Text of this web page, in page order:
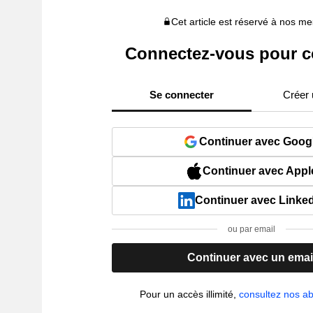
Cet article est réservé à nos
Connectez-vous pour
Se connecter Créer
Continuer avec
Continuer avec
Continuer avec
ou par email
Continuer avec un email
Pour un accès illimité,consultez nos